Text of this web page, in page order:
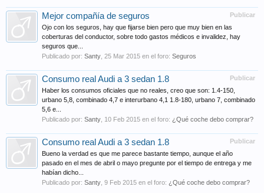
Publicar
Mejor compañía de seguros
Ojo con los seguros, hay que fijarse bien pero que muy bien en las
coberturas del conductor, sobre todo gastos médicos e invalidez, hay
seguros que...
Publicado por: Santy 25 Mar 2015 en el foro: Seguros
Publicar
Consumo real Audi a 3 sedan 1.8
Haber los consumos oficiales que no reales, creo que son: 1.4-150,
urbano 5,8, combinado 4,7 e interurbano 4,1 1.8-180, urbano 7, combinado
5,6 e...
Publicado por: Santy 10 Feb 2015 en el foro: ¿Qué coche debo comprar?
Publicar
Consumo real Audi a 3 sedan 1.8
Bueno la verdad es que me parece bastante tiempo, aunque el año
pasado en el mes de abril o mayo pregunte por el tiempo de entrega y me
habían dicho...
Publicado por: Santy 9 Feb 2015 en el foro: ¿Qué coche debo comprar?